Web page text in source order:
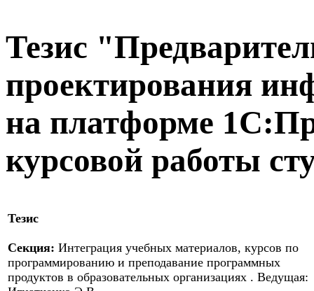
Тезис
проектирования
на платформе
курсовой работы
Тезис
Секция: Интеграция учебных материалов, курсов по
программированию и преподавание программных
продуктов в образовательных организациях . Ведущая: